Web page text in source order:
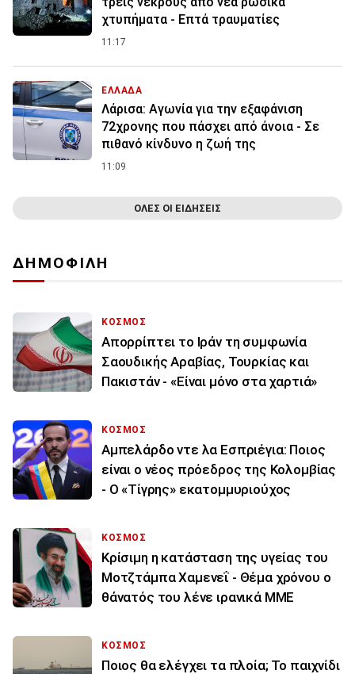
χτυπήματα - Επτά τραυματίες
11:17
ΕΛΛΑΔΑ
Λάρισα: Αγωνία για την εξαφάνιση
72χρονης που πάσχει από άνοια - Σε
πιθανό κίνδυνο η ζωή της
11:09
ΟΛΕΣ ΟΙ ΕΙΔΗΣΕΙΣ
ΔΗΜΟΦΙΛΗ
ΚΟΣΜΟΣ
Απορρίπτει το Ιράν τη συμφωνία
Σαουδικής Αραβίας, Τουρκίας και
Πακιστάν - «Είναι μόνο στα χαρτιά»
ΚΟΣΜΟΣ
Αμπελάρδο ντε λα Εσπριέγια: Ποιος
είναι ο νέος πρόεδρος της Κολομβίας
- Ο «Τίγρης» εκατομμυριούχος
ΚΟΣΜΟΣ
Κρίσιμη η κατάσταση της υγείας του
Μοτζτάμπα Χαμενεΐ - Θέμα χρόνου ο
θάνατός του λένε ιρανικά ΜΜΕ
ΚΟΣΜΟΣ
Ποιος θα ελέγχει τα πλοία; Το παιχνίδι